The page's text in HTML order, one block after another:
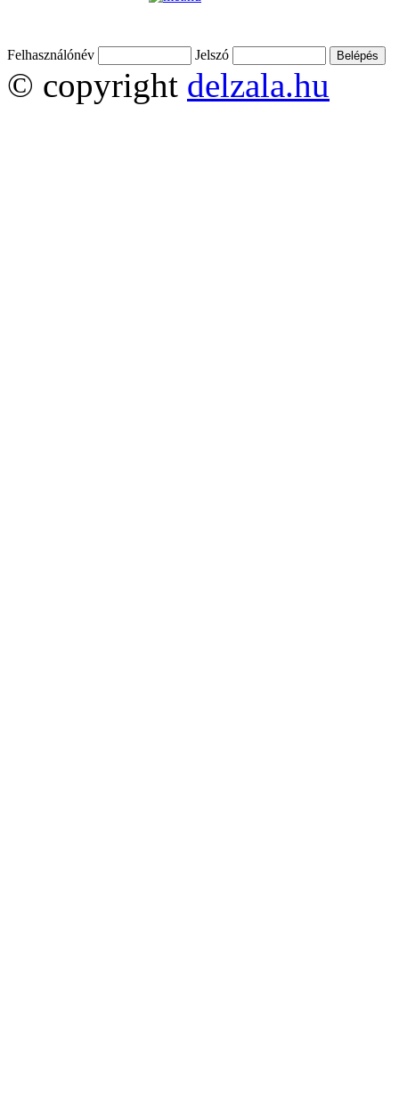
Felhasználónév Jelszó
© copyright delzala.hu